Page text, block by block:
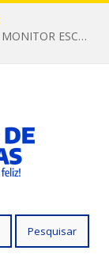
PROCESSO SELETIVO SIMPLIFICADO PARA MONITOR ESCOLAR